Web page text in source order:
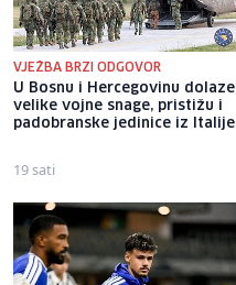
VJEŽBA BRZI ODGOVOR
U Bosnu i Hercegovinu dolaze
velike vojne snage, pristižu i
padobranske jedinice iz Italije
19 sati